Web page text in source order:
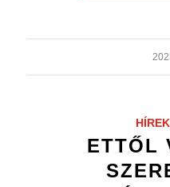
HÍREK
ETTŐL